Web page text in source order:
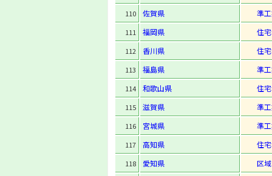
110 佐賀県 準
111 福岡県 住
112 香川県 住
113 福島県 準
114 和歌山県 住
115 滋賀県 準
116 宮城県 準
117 高知県 住
118 愛知県 区